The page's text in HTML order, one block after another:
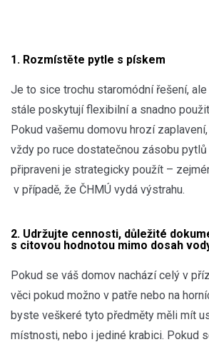
1. Rozmístěte pytle s pískem
Je to sice trochu staromódní řešení,
stále poskytují flexibilní a snadno
Pokud vašemu domovu hrozí
vždy po ruce dostatečnou zásobu
připraveni je strategicky použít –
v případě, že ČHMÚ vydá výstrahu.
2. Udržujte cennosti, důležité
s citovou hodnotou mimo dosah
Pokud se váš domov nachází celý v
věci pokud možno v patře nebo na
byste veškeré tyto předměty měli mít
místnosti, nebo i jediné krabici. Pokud